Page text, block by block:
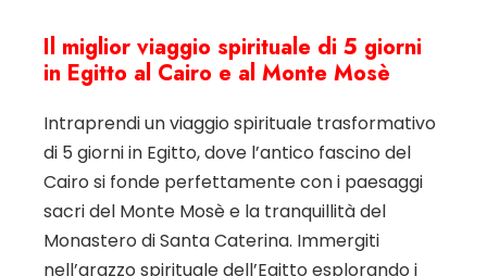
Il miglior viaggio spirituale di 5 giorni
in Egitto al Cairo e al Monte Mosè
Intraprendi un viaggio spirituale trasformativo
di 5 giorni in Egitto, dove l’antico fascino del
Cairo si fonde perfettamente con i paesaggi
sacri del Monte Mosè e la tranquillità del
Monastero di Santa Caterina. Immergiti
nell’arazzo spirituale dell’Egitto esplorando i